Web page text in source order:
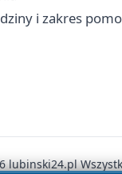
i zakres
lubinski24.pl